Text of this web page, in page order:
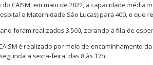
CAISM, em maio de 2022, a capacidade média
e Maternidade São Lucas) para 400, o que
foram realizados 3.500, zerando a fila de
é realizado por meio de encaminhamento
a sexta-feira, das 8 às 17h.